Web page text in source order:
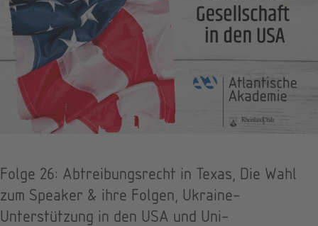
Folge 26: Abtreibungsrecht in Texas, Die Wahl
zum Speaker & ihre Folgen, Ukraine-
Unterstützung in den USA und Uni-